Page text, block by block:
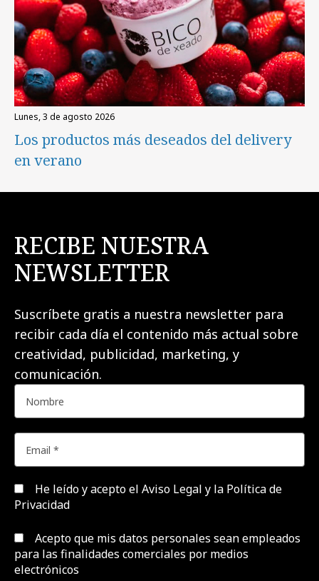
lunes, 3 de agosto 2026
Los productos más deseados del delivery
en verano
RECIBE NUESTRA
NEWSLETTER
Suscríbete gratis a nuestra newsletter para
recibir cada día el contenido más actual sobre
creatividad, publicidad, marketing, y
comunicación.
He leído y acepto el Aviso Legal y la Política de
Privacidad
Acepto que mis datos personales sean empleados
para las finalidades comerciales por medios
electrónicos